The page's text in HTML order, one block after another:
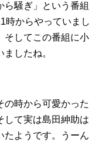
ら騒ぎ」という番組
時からやっていまし
そしてこの番組に小
したね。
の時から可愛かった
して実は島田紳助は
たようです。うーん